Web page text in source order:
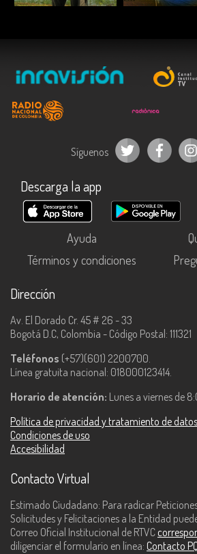
Síguenos
Descarga la app
Ayuda
Términos y condiciones
Dirección
Av. El Dorado Cr. 45 # 26 - 33
Bogotá D.C, Colombia - Código Postal: 111321
Teléfonos (+57)(601) 2200700.
Línea gratuita nacional: 018000123414.
Horario de atención: Lunes a viernes de
Política de privacidad y tratamiento de
Condiciones de uso
Accesibilidad
Contacto Virtual
Estimado Ciudadano: Para radicar
Solicitudes y Felicitaciones a la Entidad
Correo Oficial Institucional de RTVC
diligenciar el formulario en línea: Contacto